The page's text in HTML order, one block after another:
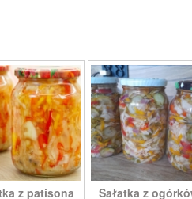
z patisona
Sałatka z